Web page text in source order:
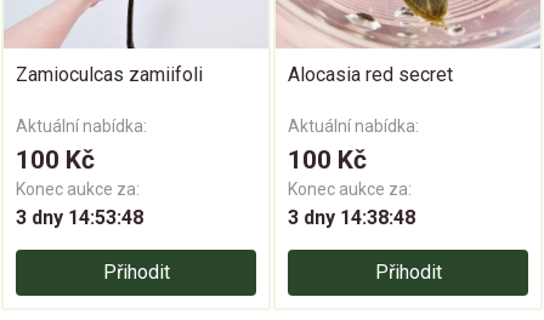
Zamioculcas zamiifoli
Aktuální nabídka:
100 Kč
Konec aukce za:
3 dny 14:53:47
Přihodit
Alocasia red secret
Aktuální nabídka:
100 Kč
Konec aukce za:
3 dny 14:38:47
Přihodit